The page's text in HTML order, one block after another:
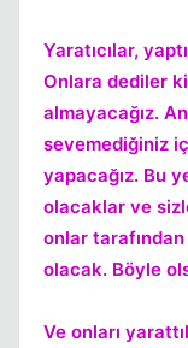
Yaratıcılar,
Onlara dediler
almayacağız.
sevemediğiniz
yapacağız. Bu
olacaklar ve
onlar
olacak. Böyle
Ve onları